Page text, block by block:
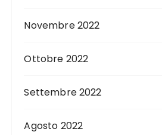
Novembre 2022
Ottobre 2022
Settembre 2022
Agosto 2022